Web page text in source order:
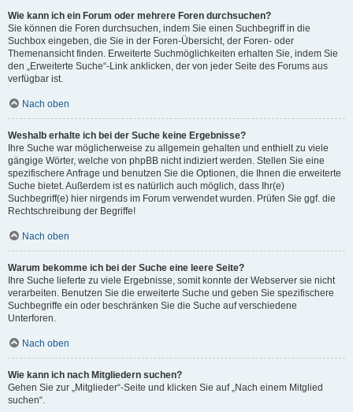
Wie kann ich ein Forum oder mehrere Foren durchsuchen?
Sie können die Foren durchsuchen, indem Sie einen Suchbegriff in die
Suchbox eingeben, die Sie in der Foren-Übersicht, der Foren- oder
Themenansicht finden. Erweiterte Suchmöglichkeiten erhalten Sie, indem Sie
den „Erweiterte Suche“-Link anklicken, der von jeder Seite des Forums aus
verfügbar ist.
Nach oben
Weshalb erhalte ich bei der Suche keine Ergebnisse?
Ihre Suche war möglicherweise zu allgemein gehalten und enthielt zu viele
gängige Wörter, welche von phpBB nicht indiziert werden. Stellen Sie eine
spezifischere Anfrage und benutzen Sie die Optionen, die Ihnen die erweiterte
Suche bietet. Außerdem ist es natürlich auch möglich, dass Ihr(e)
Suchbegriff(e) hier nirgends im Forum verwendet wurden. Prüfen Sie ggf. die
Rechtschreibung der Begriffe!
Nach oben
Warum bekomme ich bei der Suche eine leere Seite?
Ihre Suche lieferte zu viele Ergebnisse, somit konnte der Webserver sie nicht
verarbeiten. Benutzen Sie die erweiterte Suche und geben Sie spezifischere
Suchbegriffe ein oder beschränken Sie die Suche auf verschiedene
Unterforen.
Nach oben
Wie kann ich nach Mitgliedern suchen?
Gehen Sie zur „Mitglieder“-Seite und klicken Sie auf „Nach einem Mitglied
suchen“.